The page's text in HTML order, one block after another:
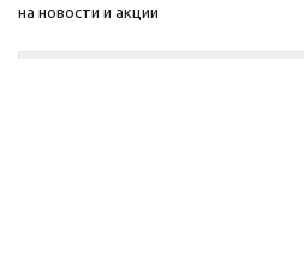
на новости и акции